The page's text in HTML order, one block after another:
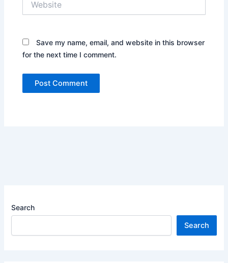
Save my name, email, and website in this browser
for the next time I comment.
Search
Search